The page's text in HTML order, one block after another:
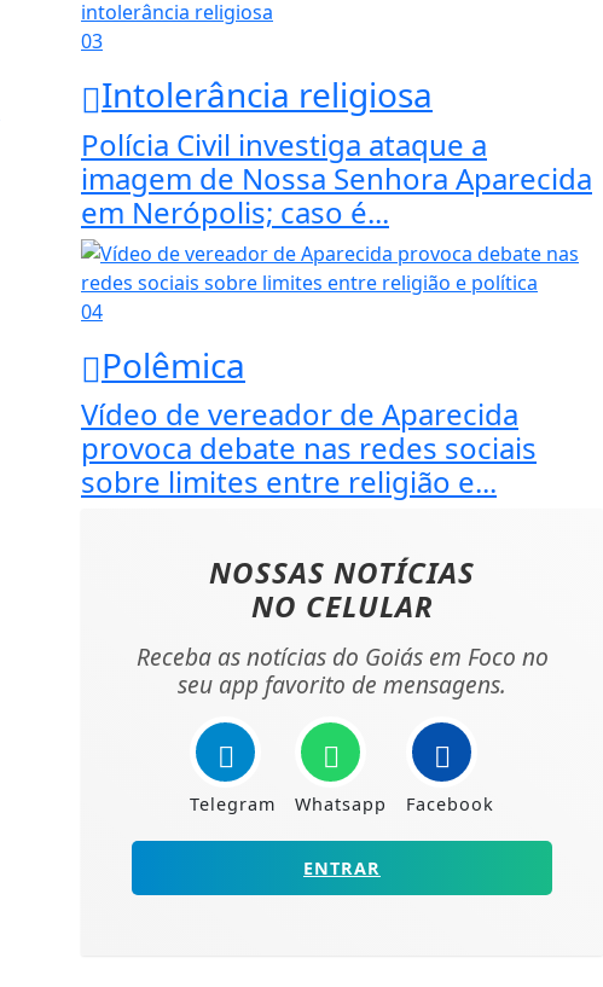
03
Intolerância religiosa
Polícia Civil investiga ataque a
imagem de Nossa Senhora Aparecida
em Nerópolis; caso é...
04
Polêmica
Vídeo de vereador de Aparecida
provoca debate nas redes sociais
sobre limites entre religião e...
NOSSAS NOTÍCIAS
NO CELULAR
Receba as notícias do Goiás em Foco no
seu app favorito de mensagens.
Telegram Whatsapp Facebook
ENTRAR